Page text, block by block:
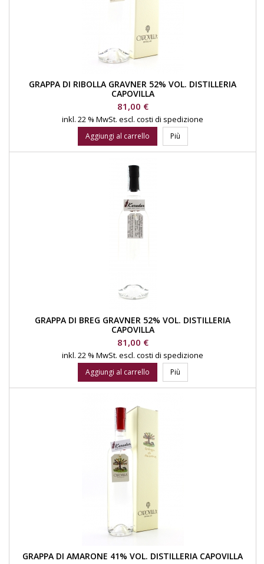
GRAPPA DI RIBOLLA GRAVNER 52% VOL. DISTILLERIA
CAPOVILLA
Prezzo
81,00 €
inkl. 22 % MwSt. escl. costi di spedizione
Aggiungi al carrello Più
GRAPPA DI BREG GRAVNER 52% VOL. DISTILLERIA
CAPOVILLA
Prezzo
81,00 €
inkl. 22 % MwSt. escl. costi di spedizione
Aggiungi al carrello Più
GRAPPA DI AMARONE 41% VOL. DISTILLERIA CAPOVILLA